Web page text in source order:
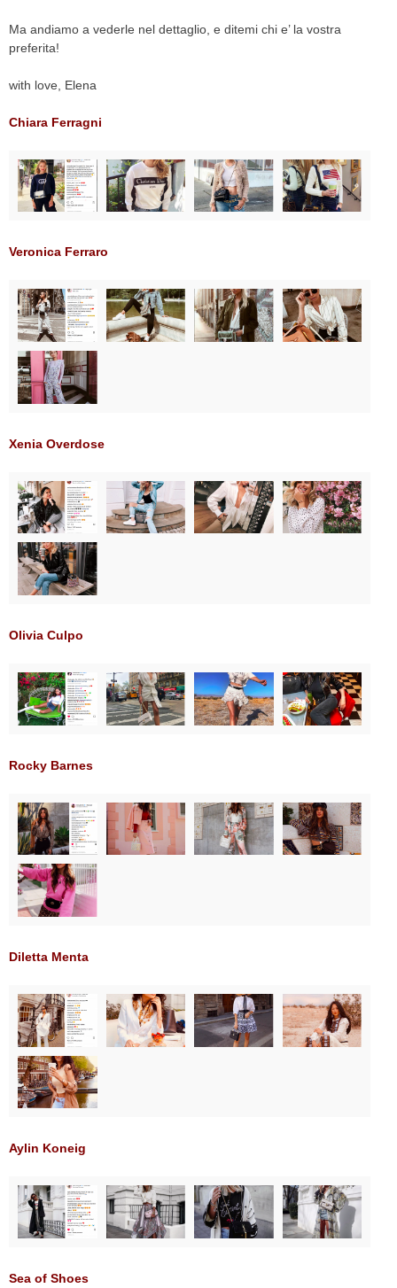
Ma andiamo a vederle nel dettaglio, e ditemi chi e’ la vostra
preferita!
with love, Elena
Chiara Ferragni
Veronica Ferraro
Xenia Overdose
Olivia Culpo
Rocky Barnes
Diletta Menta
Aylin Koneig
Sea of Shoes